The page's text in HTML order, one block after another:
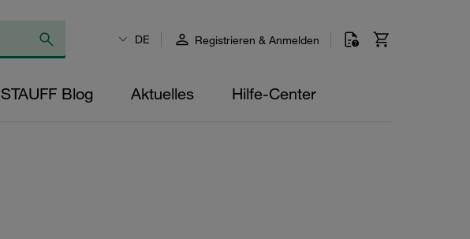
DE Registrieren & Anmelden
STAUFF Blog Aktuelles Hilfe-Center